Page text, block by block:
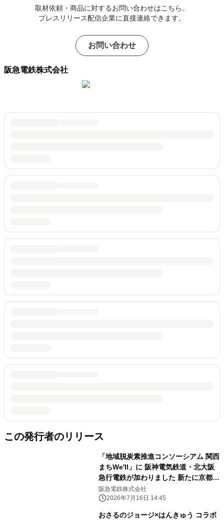
取材依頼・商品に対するお問い合わせはこちら。
プレスリリース配信企業に直接連絡できます。
お問い合わせ
阪急電鉄株式会社
この発行者のリリース
「地域脱炭素推進コンソーシアム 関西
まちWe'll」に 阪神電気鉄道・北大阪
急行電鉄が加わりました 新たに京都
市・守口市・芦屋市との連携協定を締
結
阪急電鉄株式会社
2026年7月16日 14:45
おさるのジョージ×はんきゅう コラボ